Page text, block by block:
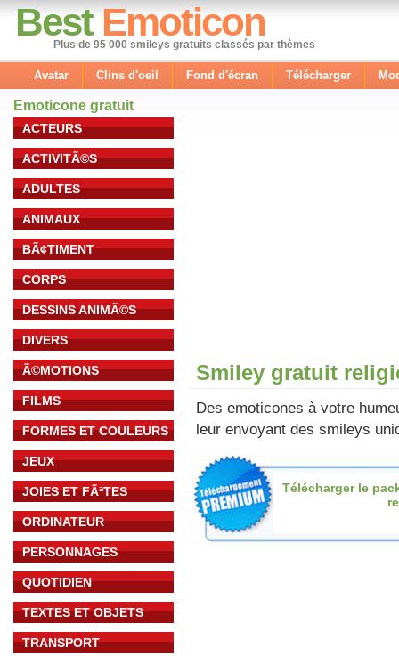
Best Emoticon
Plus de 95 000 smileys gratuits classés par thèmes
Avatar Clins d'oeil Fond d'écran Télécharger
Emoticone gratuit
ACTEURS
ACTIVITÃ©S
ADULTES
ANIMAUX
BÃ¢TIMENT
CORPS
DESSINS ANIMÃ©S
DIVERS
Ã©MOTIONS
FILMS
FORMES ET COULEURS
JEUX
JOIES ET FÃªTES
ORDINATEUR
PERSONNAGES
QUOTIDIEN
TEXTES ET OBJETS
TRANSPORT
Smiley gratuit
Des emoticones à votre
leur envoyant des smileys
Télécharger le